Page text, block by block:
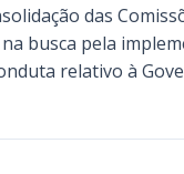
das
busca pela
relativo à